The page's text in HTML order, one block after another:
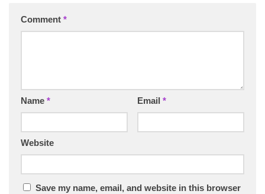
Comment *
Name * Email *
Website
Save my name, email, and website in this browser